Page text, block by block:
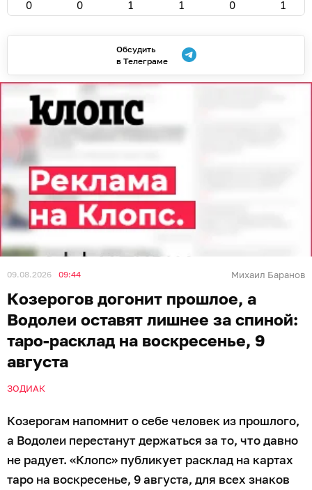
0 0 1 1 0 1
Обсудить
в Телеграме
09.08.2026 09:44 Михаил Баранов
Козерогов догонит прошлое, а
Водолеи оставят лишнее за спиной:
таро-расклад на воскресенье, 9
августа
ЗОДИАК
Козерогам напомнит о себе человек из прошлого,
а Водолеи перестанут держаться за то, что давно
не радует. «Клопс» публикует расклад на картах
таро на воскресенье, 9 августа, для всех знаков